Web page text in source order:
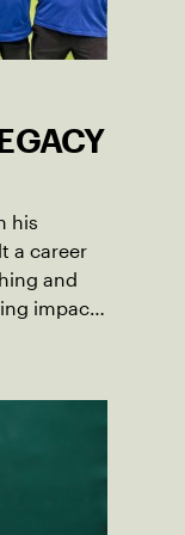
his
a career
and
impact